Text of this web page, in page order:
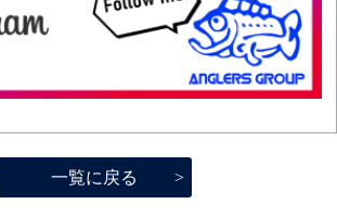
一覧に戻る